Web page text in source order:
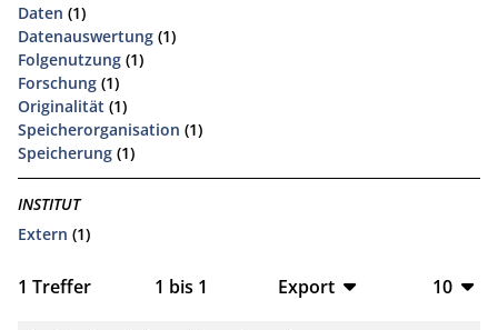
Daten (1)
Datenauswertung (1)
Folgenutzung (1)
Forschung (1)
Originalität (1)
Speicherorganisation (1)
Speicherung (1)
INSTITUT
Extern (1)
1 Treffer 1 bis 1
Export
10